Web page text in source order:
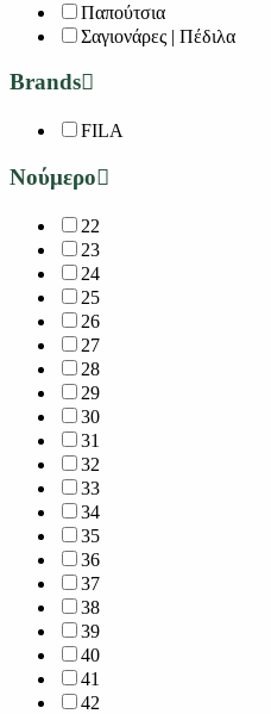
Παπούτσια
Σαγιονάρες | Πέδιλα
Brands
FILA
Νούμερο
22
23
24
25
26
27
28
29
30
31
32
33
34
35
36
37
38
39
40
41
42